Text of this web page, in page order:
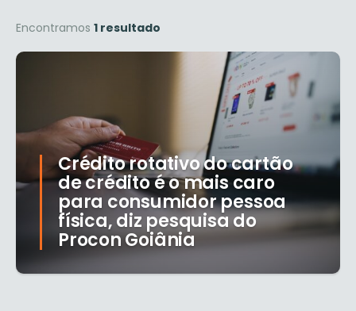
Encontramos 1 resultado
Crédito rotativo do cartão
de crédito é o mais caro
para consumidor pessoa
física, diz pesquisa do
Procon Goiânia